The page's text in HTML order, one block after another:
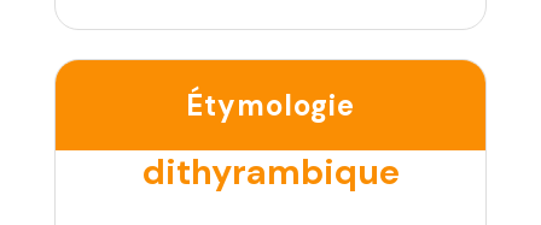
Étymologie
dithyrambique